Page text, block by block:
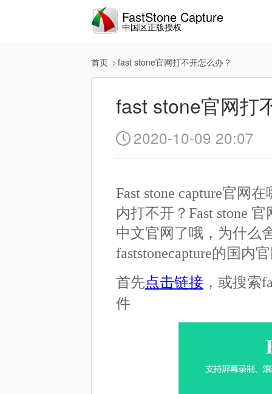
FastStone Capture
中国区正版授权
首页 fast stone官网打不开怎么办？
fast stone官网打
 2020-10-09 20:07
Fast stone capture官网
内打不开？Fast stone
中文官网了哦，为什么
faststonecapture的国内
首先点击链接 ，或搜索
件